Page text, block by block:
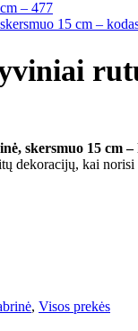
15 cm –
skersmuo 15 cm –
dekoracijų, kai
, Visos prekės